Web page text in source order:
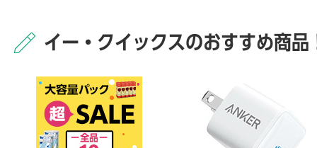
イー・クイックスのおすすめ商品